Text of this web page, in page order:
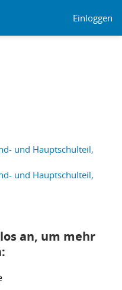
Einloggen
und Hauptschulteil,
und Hauptschulteil,
an, um mehr